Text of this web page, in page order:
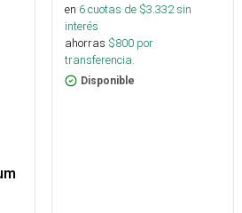
en 6cuotas de $3.332sin
interés
ahorras $800 por
transferencia.
Disponible